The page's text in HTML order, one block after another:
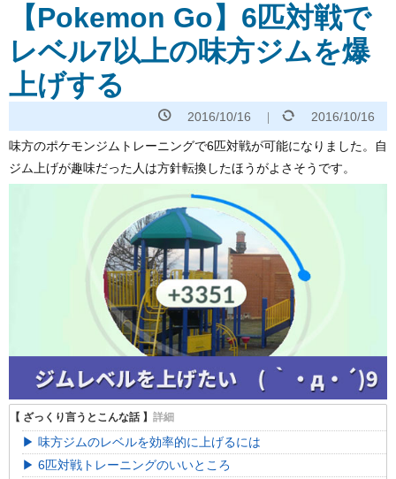
【Pokemon Go】6匹対戦で
レベル7以上の味方ジムを爆
上げする
2016/10/16 2016/10/16
味方のポケモンジムトレーニングで6匹対戦が可能になりました。自
ジム上げが趣味だった人は方針転換したほうがよさそうです。
味方ジムのレベルを効率的に上げるには
6匹対戦トレーニングのいいところ